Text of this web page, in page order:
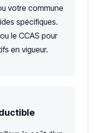
votre commune
spécifiques.
le CCAS pour
en vigueur.